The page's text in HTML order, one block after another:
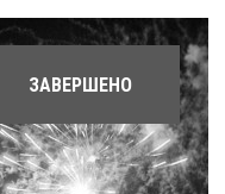
ЗАВЕРШЕНО